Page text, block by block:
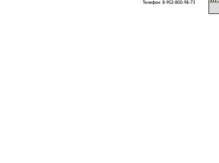
Телефон: 8-902-800-98-73